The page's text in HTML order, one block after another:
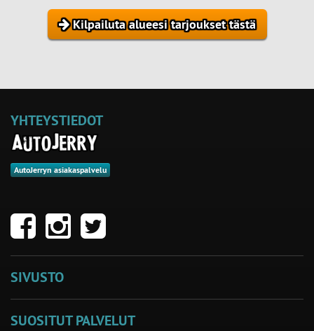
Kilpailuta alueesi tarjoukset tästä
YHTEYSTIEDOT
AutoJerryn asiakaspalvelu
SIVUSTO
SUOSITUT PALVELUT